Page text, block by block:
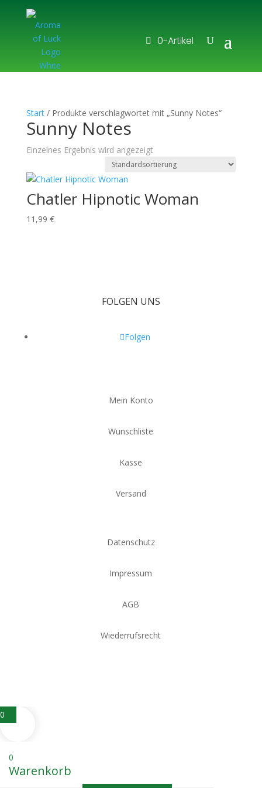
0-Artikel
Start/ Produkte verschlagwortet mit „Sunny Notes“
Sunny Notes
Einzelnes Ergebnis wird angezeigt
Chatler Hipnotic Woman
11,99 €
FOLGEN UNS
Folgen
Mein Konto
Wunschliste
Kasse
Versand
Datenschutz
Impressum
AGB
Wiederrufsrecht
0
0
Warenkorb